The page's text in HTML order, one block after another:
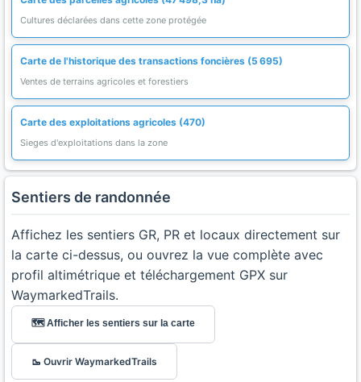
Cultures déclarées dans cette zone protégée
Carte de l'historique des transactions foncières (5 695)
Ventes de terrains agricoles et forestiers
Carte des exploitations agricoles (470)
Sieges d'exploitations dans la zone
Sentiers de randonnée
Affichez les sentiers GR, PR et locaux directement sur
la carte ci-dessus, ou ouvrez la vue complète avec
profil altimétrique et téléchargement GPX sur
WaymarkedTrails.
🗺️ Afficher les sentiers sur la carte
🥾 Ouvrir WaymarkedTrails